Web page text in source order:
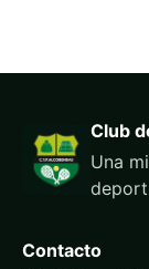
Club
Una
Contacto